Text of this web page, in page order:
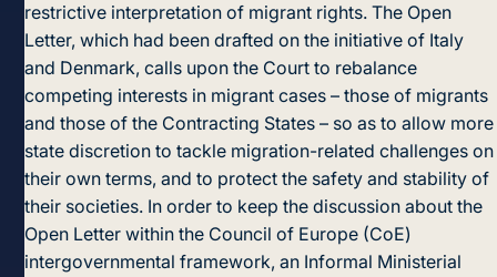
restrictive interpretation of migrant rights. The Open
Letter, which had been drafted on the initiative of Italy
and Denmark, calls upon the Court to rebalance
competing interests in migrant cases – those of migrants
and those of the Contracting States – so as to allow more
state discretion to tackle migration-related challenges on
their own terms, and to protect the safety and stability of
their societies. In order to keep the discussion about the
Open Letter within the Council of Europe (CoE)
intergovernmental framework, an Informal Ministerial